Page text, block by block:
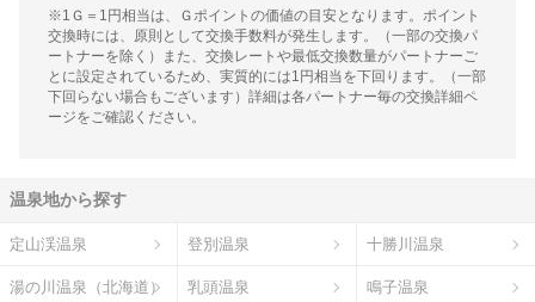
※1Ｇ＝1円相当は、Ｇポイントの価値の目安となります。ポイント
交換時には、原則として交換手数料が発生します。（一部の交換パ
ートナーを除く）また、交換レートや最低交換数量がパートナーご
とに設定されているため、実質的には1円相当を下回ります。（一部
下回らない場合もございます）詳細は各パートナー毎の交換詳細ペ
ージをご確認ください。
温泉地から探す
定山渓温泉 登別温泉 十勝川温泉
湯の川温泉（北海道） 乳頭温泉 鳴子温泉